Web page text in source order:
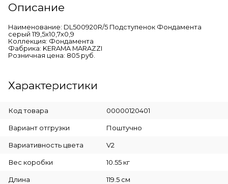
Описание
Наименование: DL500920R/5 Подступенок Фондамента
серый 119,5x10,7x0,9
Коллекция: Фондамента
Фабрика: KERAMA MARAZZI
Розничная цена: 805 руб.
Характеристики
Код товара 00000120401
Вариант отгрузки Поштучно
Вариативность цвета V2
Вес коробки 10.55 кг
Длина 119.5 см